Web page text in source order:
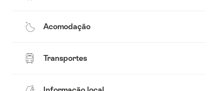
Acomodação
Transportes